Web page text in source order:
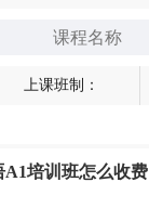
上课班制：
培训班怎么收费